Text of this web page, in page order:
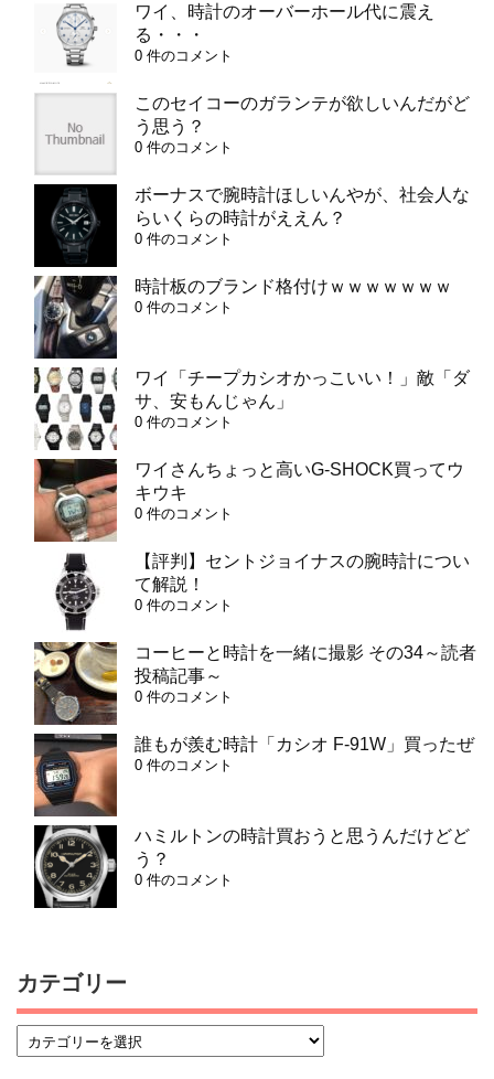
ワイ、時計のオーバーホール代に震え
る・・・
0 件のコメント
このセイコーのガランテが欲しいんだがど
う思う？
0 件のコメント
ボーナスで腕時計ほしいんやが、社会人な
らいくらの時計がええん？
0 件のコメント
時計板のブランド格付けｗｗｗｗｗｗｗ
0 件のコメント
ワイ「チープカシオかっこいい！」敵「ダ
サ、安もんじゃん」
0 件のコメント
ワイさんちょっと高いG-SHOCK買ってウ
キウキ
0 件のコメント
【評判】セントジョイナスの腕時計につい
て解説！
0 件のコメント
コーヒーと時計を一緒に撮影 その34～読者
投稿記事～
0 件のコメント
誰もが羨む時計「カシオ F-91W」買ったぜ
0 件のコメント
ハミルトンの時計買おうと思うんだけどど
う？
0 件のコメント
カテゴリー